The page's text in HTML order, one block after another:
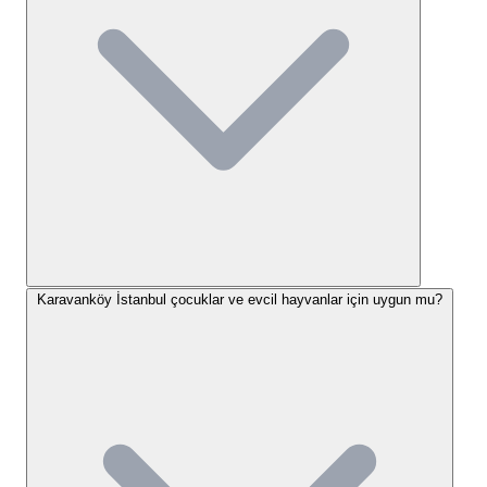
Karavanköy İstanbul Konaklama
Seçenekleri
Karavanköy İstanbul, adından da anlaşılacağı üzere
özellikle karavan tutkunlarına ve geleneksel çadır
kampı deneyimi arayanlara hitap ediyor. Tesis, 26
konaklamak isteyen kampçılara uygun çadır alanları
sağlıyor. Ziyaretçi yorumları, buranın genellikle uzun
ağaçlarının altına park edildiği ve doğal bir gölgelik
Karavanköy İstanbul çocuklar ve evcil hayvanlar için uygun mu?